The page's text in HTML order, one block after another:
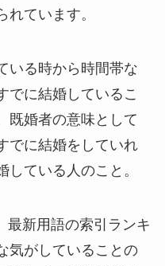
ています。
いる時から時間帯な
でに結婚しているこ
既婚者の意味として
でに結婚をしていれ
ている人のこと。
最新用語の索引ランキ
気がしていることの